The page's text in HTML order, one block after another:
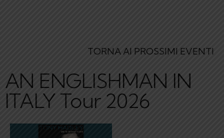
TORNA AI PROSSIMI EVENTI
AN ENGLISHMAN IN
ITALY Tour 2026